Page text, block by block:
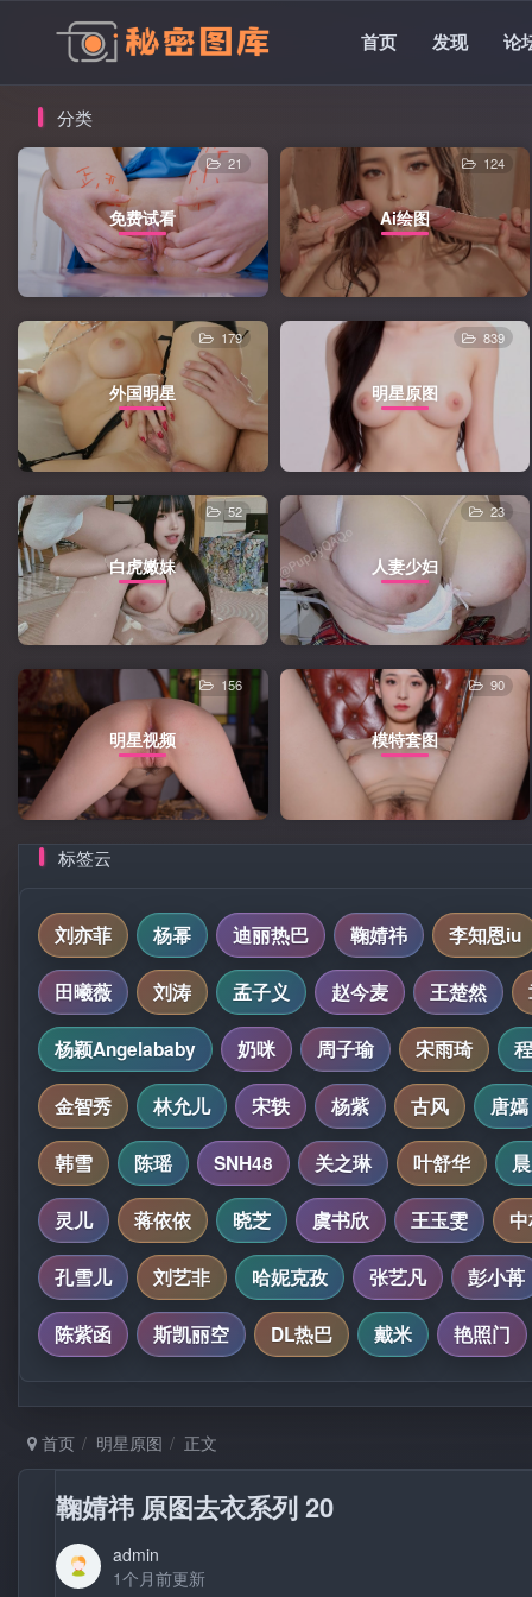
首页 发现 论
分类
免费试看
21
Ai绘图
124
外国明星
179
明星原图
839
白虎嫩妹
52
人妻少妇
23
明星视频
156
模特套图
90
标签云
刘亦菲 杨幂 迪丽热巴 鞠婧祎 李知恩iu
田曦薇 刘涛 孟子义 赵今麦 王楚然
杨颖Angelababy 奶咪 周子瑜 宋雨琦
金智秀 林允儿 宋轶 杨紫 古风 唐嫣
韩雪 陈瑶 SNH48 关之琳 叶舒华
灵儿 蒋依依 晓芝 虞书欣 王玉雯
孔雪儿 刘艺非 哈妮克孜 张艺凡 彭小苒
陈紫函 斯凯丽空 DL热巴 戴米 艳照门
首页 明星原图 正文
鞠婧祎 原图去衣系列 20
admin
1个月前更新